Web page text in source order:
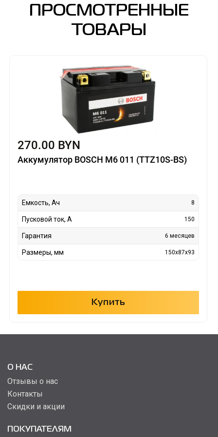
ПРОСМОТРЕННЫЕ
ТОВАРЫ
270.00 BYN
Аккумулятор BOSCH M6 011 (TTZ10S-BS)
Емкость, Ач 8
Пусковой ток, А 150
Гарантия 6 месяцев
Размеры, мм 150x87x93
Купить
О НАС
Отзывы о нас
Контакты
Скидки и акции
ПОКУПАТЕЛЯМ